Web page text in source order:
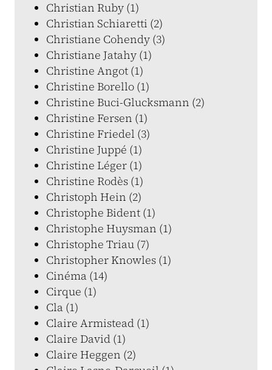
Christian Ruby (1)
Christian Schiaretti (2)
Christiane Cohendy (3)
Christiane Jatahy (1)
Christine Angot (1)
Christine Borello (1)
Christine Buci-Glucksmann (2)
Christine Fersen (1)
Christine Friedel (3)
Christine Juppé (1)
Christine Léger (1)
Christine Rodès (1)
Christoph Hein (2)
Christophe Bident (1)
Christophe Huysman (1)
Christophe Triau (7)
Christopher Knowles (1)
Cinéma (14)
Cirque (1)
Cla (1)
Claire Armistead (1)
Claire David (1)
Claire Heggen (2)